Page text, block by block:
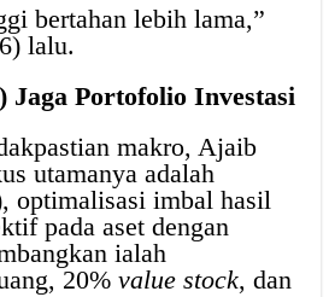
bertahan lebih lama,”
lalu.
Jaga Portofolio Investasi
makro, Ajaib
utamanya adalah
optimalisasi imbal hasil
pada aset dengan
ialah
20% value stock, dan